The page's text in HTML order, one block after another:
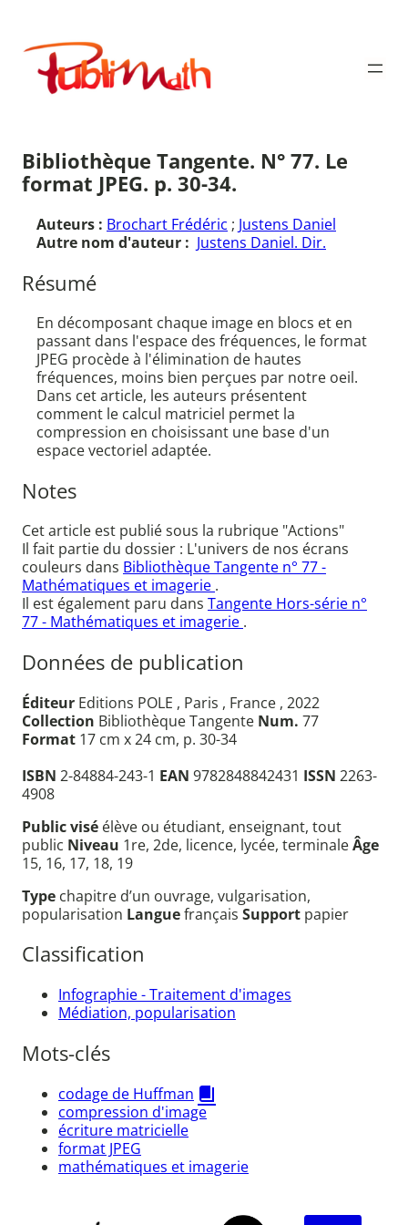
contenu
Publimath
Bibliothèque Tangente. N° 77. Le
format JPEG. p. 30-34.
Auteurs : Brochart Frédéric ; Justens Daniel
Autre nom d'auteur : Justens Daniel. Dir.
Résumé
En décomposant chaque image en blocs et en
passant dans l'espace des fréquences, le format
JPEG procède à l'élimination de hautes
fréquences, moins bien perçues par notre oeil.
Dans cet article, les auteurs présentent
comment le calcul matriciel permet la
compression en choisissant une base d'un
espace vectoriel adaptée.
Notes
Cet article est publié sous la rubrique "Actions"
Il fait partie du dossier : L'univers de nos écrans
couleurs dans Bibliothèque Tangente n° 77 -
Mathématiques et imagerie .
Il est également paru dans Tangente Hors-série n°
77 - Mathématiques et imagerie .
Données de publication
Éditeur Editions POLE , Paris , France , 2022
Collection Bibliothèque Tangente Num. 77
Format 17 cm x 24 cm, p. 30-34
ISBN 2-84884-243-1 EAN 9782848842431 ISSN 2263-
4908
Public visé élève ou étudiant, enseignant, tout
public Niveau 1re, 2de, licence, lycée, terminaleÂge
15, 16, 17, 18, 19
Type chapitre d’un ouvrage, vulgarisation,
popularisation Languefrançais Support papier
Classification
Infographie - Traitement d'images
Médiation, popularisation
Mots-clés
codage de Huffman
compression d'image
écriture matricielle
format JPEG
mathématiques et imagerie